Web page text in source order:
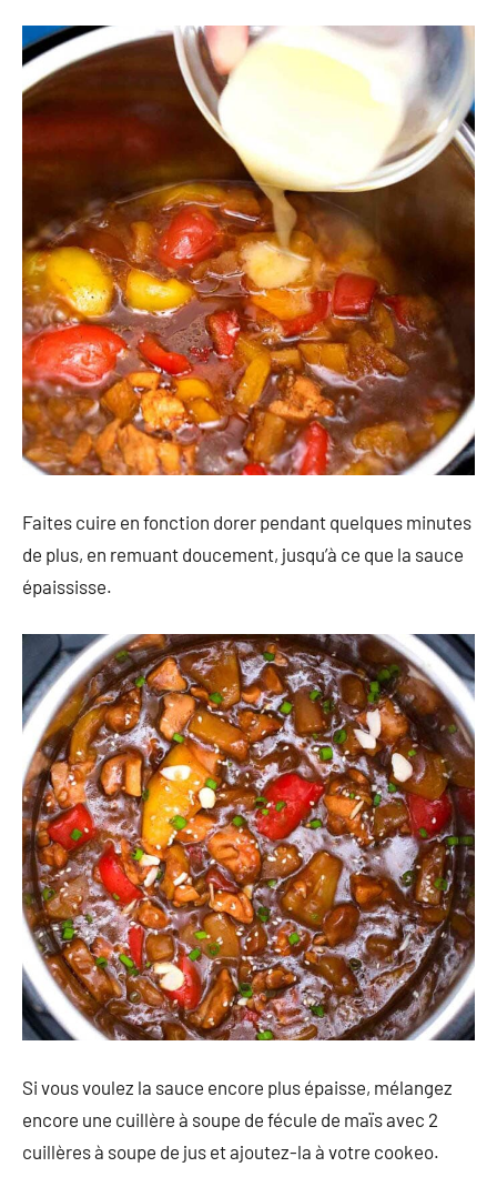
Faites cuire en fonction dorer pendant quelques minutes
de plus, en remuant doucement, jusqu’à ce que la sauce
épaississe.
Si vous voulez la sauce encore plus épaisse, mélangez
encore une cuillère à soupe de fécule de maïs avec 2
cuillères à soupe de jus et ajoutez-la à votre cookeo.